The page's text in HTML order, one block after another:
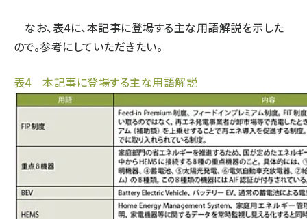
なお、表4に、本記事に登場する主な用語解説を示した
ので。参考にしていただきたい。
表4 本記事に登場する主な用語解説